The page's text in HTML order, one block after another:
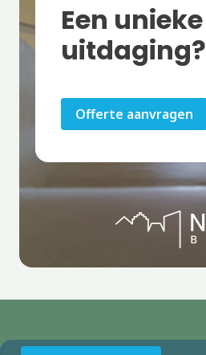
Een unieke
uitdaging?
Offerte aanvragen